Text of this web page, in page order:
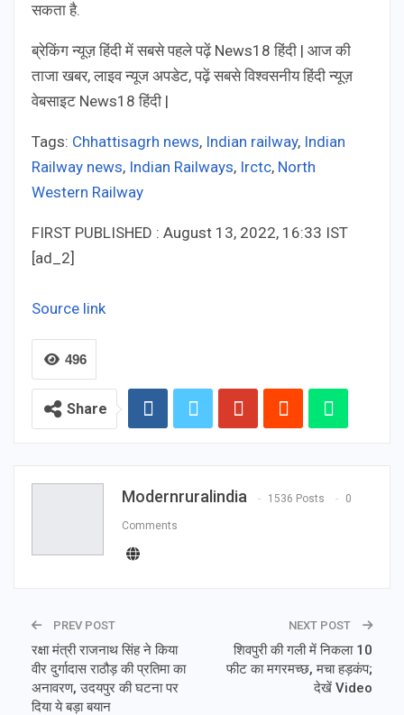
सकता है.
ब्रेकिंग न्यूज़ हिंदी में सबसे पहले पढ़ें News18 हिंदी | आज की
ताजा खबर, लाइव न्यूज अपडेट, पढ़ें सबसे विश्वसनीय हिंदी न्यूज़
वेबसाइट News18 हिंदी |
Tags: Chhattisagrh news, Indian railway, Indian
Railway news, Indian Railways, Irctc, North
Western Railway
FIRST PUBLISHED : August 13, 2022, 16:33 IST
[ad_2]
Source link
496
Share
Modernruralindia 1536 Posts 0
Comments
PREV POST
रक्षा मंत्री राजनाथ सिंह ने किया
वीर दुर्गादास राठौड़ की प्रतिमा का
अनावरण, उदयपुर की घटना पर
दिया ये बड़ा बयान
NEXT POST
शिवपुरी की गली में निकला 10
फीट का मगरमच्छ, मचा हड़कंप;
देखें Video